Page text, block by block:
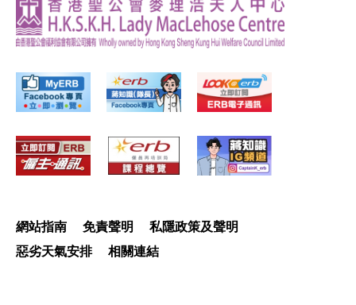
網站指南 免責聲明
私隱政策及聲明
惡劣天氣安排
相關連結